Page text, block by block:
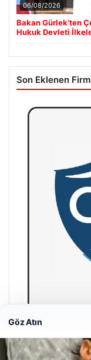
06/08/2026
Bakan Gürlek’ten
Hukuk Devleti
Son Eklenen
Hastaş Beton
26/05/2026
Göz Atın